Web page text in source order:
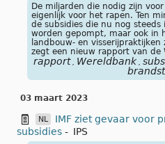
De miljarden die nodig zijn
eigenlijk voor het rapen. Ten
de subsidies die nu nog steeds
worden gepompt, maar ook in
landbouw- en
zegt een nieuw rapport van de
rapport Wereldbank
03 maart 2023
NL
IMF ziet gevaar voor
subsidies - IPS